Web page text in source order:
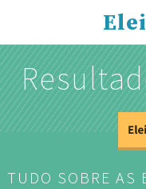
TUDO SOBRE AS